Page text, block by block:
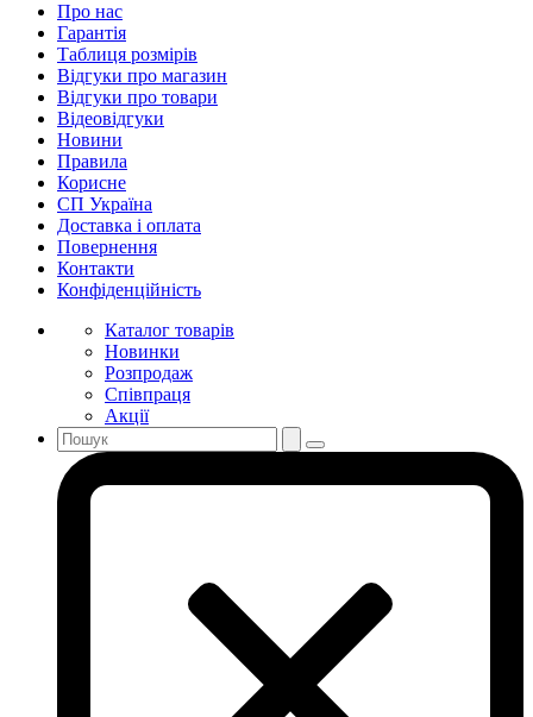
Про нас
Гарантія
Таблиця розмірів
Відгуки про магазин
Відгуки про товари
Відеовідгуки
Новини
Правила
Корисне
СП Україна
Доставка і оплата
Повернення
Контакти
Конфіденційність
Каталог товарів
Новинки
Розпродаж
Співпраця
Акції